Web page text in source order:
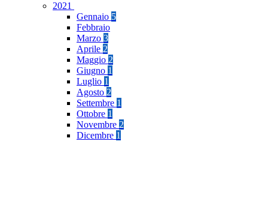
2021
Gennaio 5
Febbraio
Marzo 3
Aprile 2
Maggio 2
Giugno 1
Luglio 1
Agosto 2
Settembre 1
Ottobre 1
Novembre 2
Dicembre 1